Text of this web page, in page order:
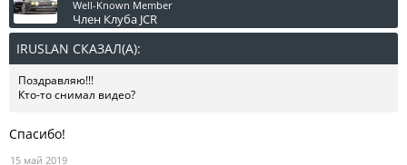
Well-Known Member
Член Клуба JCR
IRUSLAN СКАЗАЛ(А):
Поздравляю!!!
Кто-то снимал видео?
Спасибо!
15 май 2019